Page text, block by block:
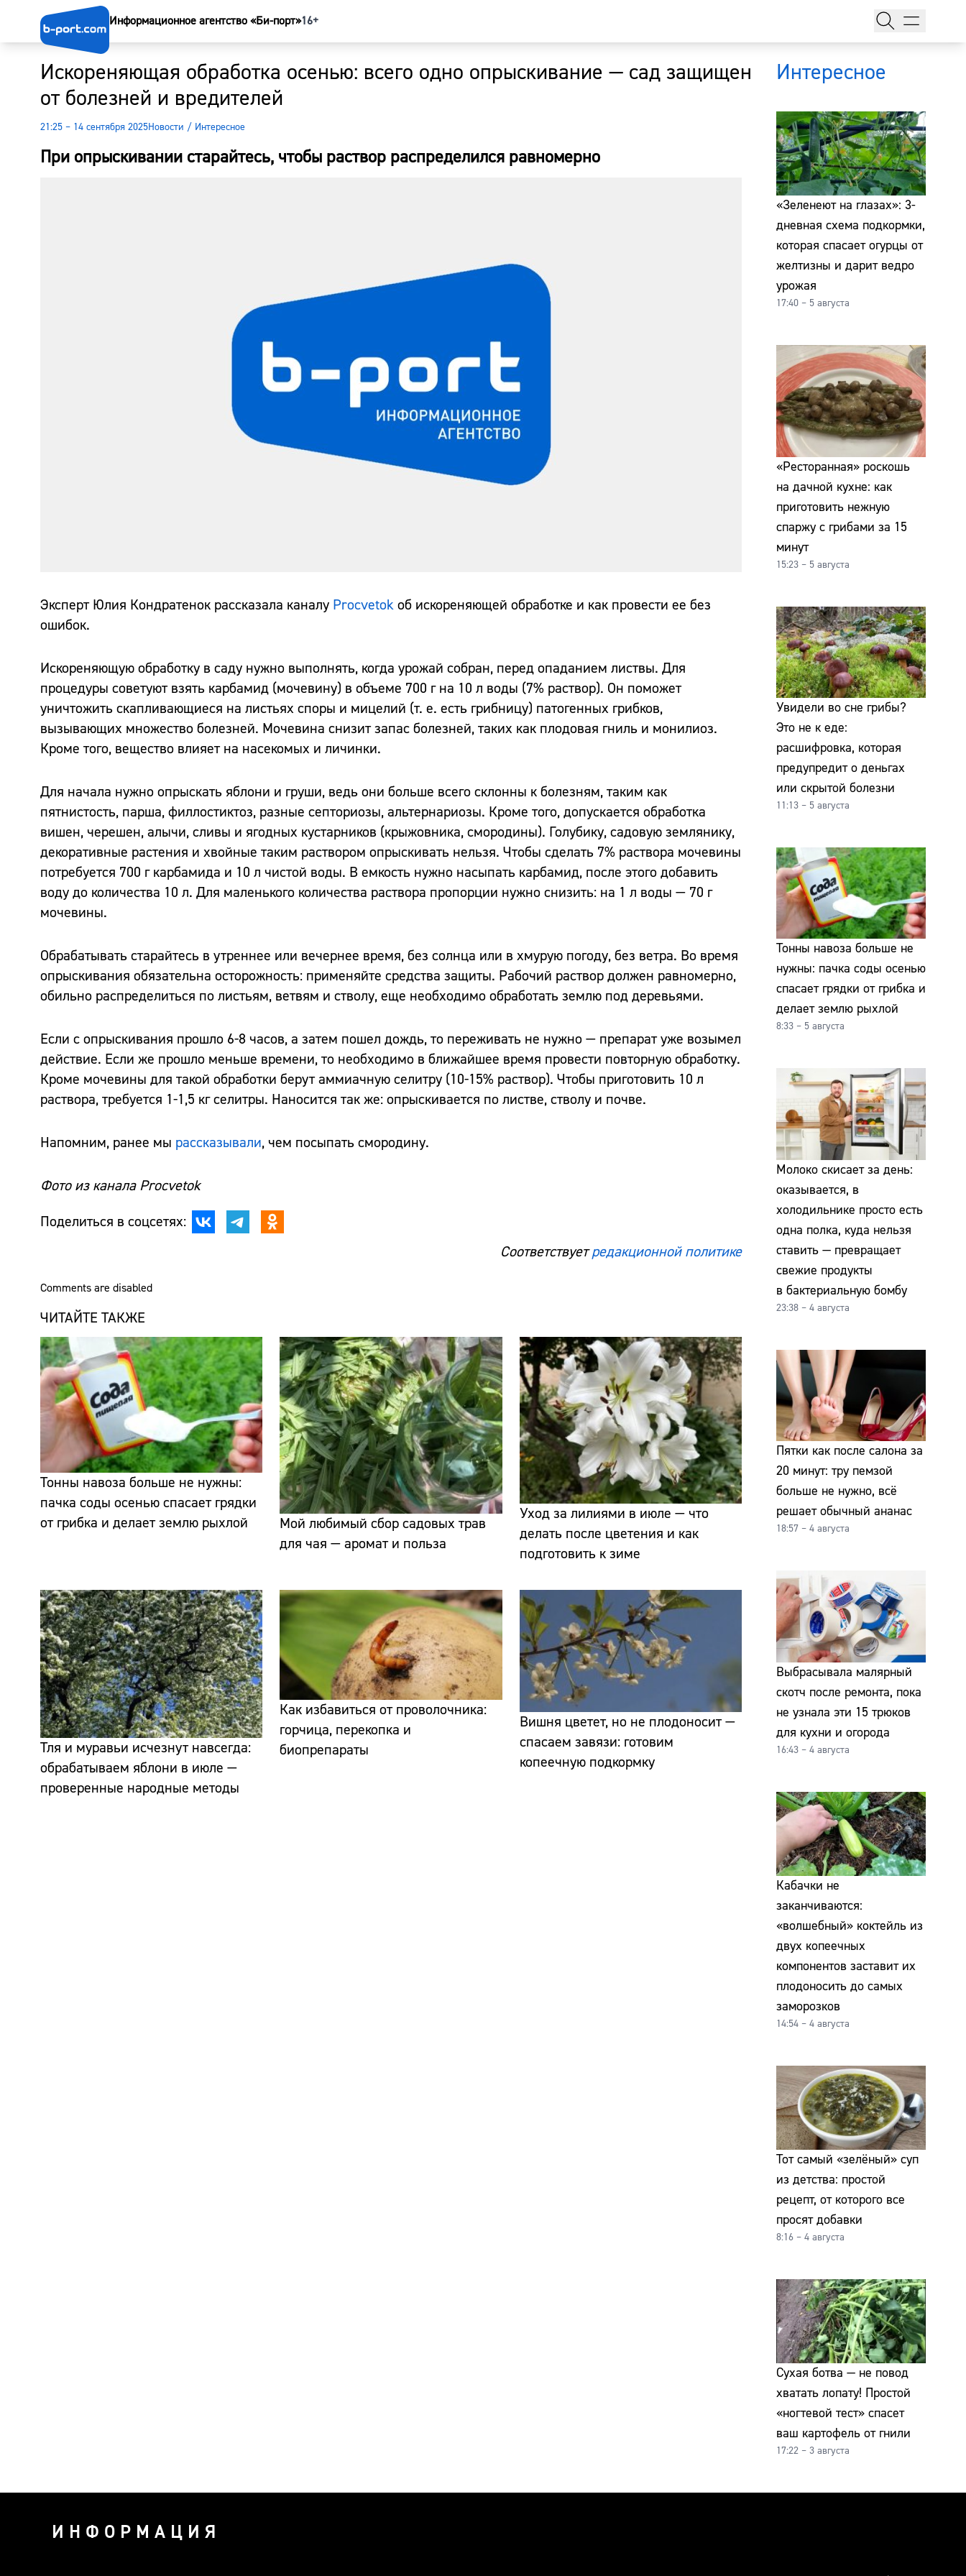
Информационное агентство «Би-порт»16+
Искореняющая обработка осенью: всего одно опрыскивание — сад защищен
от болезней и вредителей
21:25 – 14 сентября 2025Новости / Интересное
При опрыскивании старайтесь, чтобы раствор распределился равномерно
Эксперт Юлия Кондратенок рассказала каналу Procvetok об искореняющей обработке и как провести ее без
ошибок.
Искореняющую обработку в саду нужно выполнять, когда урожай собран, перед опаданием листвы. Для
процедуры советуют взять карбамид (мочевину) в объеме 700 г на 10 л воды (7% раствор). Он поможет
уничтожить скапливающиеся на листьях споры и мицелий (т. е. есть грибницу) патогенных грибков,
вызывающих множество болезней. Мочевина снизит запас болезней, таких как плодовая гниль и монилиоз.
Кроме того, вещество влияет на насекомых и личинки.
Для начала нужно опрыскать яблони и груши, ведь они больше всего склонны к болезням, таким как
пятнистость, парша, филлостиктоз, разные септориозы, альтернариозы. Кроме того, допускается обработка
вишен, черешен, алычи, сливы и ягодных кустарников (крыжовника, смородины). Голубику, садовую землянику,
декоративные растения и хвойные таким раствором опрыскивать нельзя. Чтобы сделать 7% раствора мочевины
потребуется 700 г карбамида и 10 л чистой воды. В емкость нужно насыпать карбамид, после этого добавить
воду до количества 10 л. Для маленького количества раствора пропорции нужно снизить: на 1 л воды — 70 г
мочевины.
Обрабатывать старайтесь в утреннее или вечернее время, без солнца или в хмурую погоду, без ветра. Во время
опрыскивания обязательна осторожность: применяйте средства защиты. Рабочий раствор должен равномерно,
обильно распределиться по листьям, ветвям и стволу, еще необходимо обработать землю под деревьями.
Если с опрыскивания прошло 6-8 часов, а затем пошел дождь, то переживать не нужно — препарат уже возымел
действие. Если же прошло меньше времени, то необходимо в ближайшее время провести повторную обработку.
Кроме мочевины для такой обработки берут аммиачную селитру (10-15% раствор). Чтобы приготовить 10 л
раствора, требуется 1-1,5 кг селитры. Наносится так же: опрыскивается по листве, стволу и почве.
Напомним, ранее мы рассказывали, чем посыпать смородину.
Фото из канала Procvetok
Поделиться в соцсетях:
Соответствуетредакционной политике
Comments are disabled
ЧИТАЙТЕ ТАКЖЕ
Тонны навоза больше не нужны:
пачка соды осенью спасает грядки
от грибка и делает землю рыхлой
Мой любимый сбор садовых трав
для чая — аромат и польза
Уход за лилиями в июле — что
делать после цветения и как
подготовить к зиме
Тля и муравьи исчезнут навсегда:
обрабатываем яблони в июле —
проверенные народные методы
Как избавиться от проволочника:
горчица, перекопка и
биопрепараты
Вишня цветет, но не плодоносит —
спасаем завязи: готовим
копеечную подкормку
Интересное
«Зеленеют на глазах»: 3-
дневная схема подкормки,
которая спасает огурцы от
желтизны и дарит ведро
урожая
17:40 – 5 августа
«Ресторанная» роскошь
на дачной кухне: как
приготовить нежную
спаржу с грибами за 15
минут
15:23 – 5 августа
Увидели во сне грибы?
Это не к еде:
расшифровка, которая
предупредит о деньгах
или скрытой болезни
11:13 – 5 августа
Тонны навоза больше не
нужны: пачка соды осенью
спасает грядки от грибка и
делает землю рыхлой
8:33 – 5 августа
Молоко скисает за день:
оказывается, в
холодильнике просто есть
одна полка, куда нельзя
ставить — превращает
свежие продукты
в бактериальную бомбу
23:38 – 4 августа
Пятки как после салона за
20 минут: тру пемзой
больше не нужно, всё
решает обычный ананас
18:57 – 4 августа
Выбрасывала малярный
скотч после ремонта, пока
не узнала эти 15 трюков
для кухни и огорода
16:43 – 4 августа
Кабачки не
заканчиваются:
«волшебный» коктейль из
двух копеечных
компонентов заставит их
плодоносить до самых
заморозков
14:54 – 4 августа
Тот самый «зелёный» суп
из детства: простой
рецепт, от которого все
просят добавки
8:16 – 4 августа
Сухая ботва — не повод
хватать лопату! Простой
«ногтевой тест» спасет
ваш картофель от гнили
17:22 – 3 августа
ИНФОРМАЦИЯ
Наши гости
Курсы валют
Сайт:
Адрес:
Телефон: